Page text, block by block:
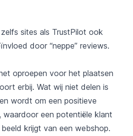
sites als TrustPilot ook
door “neppe” reviews.
oproepen voor het plaatsen
erbij. Wat wij niet delen is
wordt om een positieve
waardoor een potentiële klant
krijgt van een webshop.